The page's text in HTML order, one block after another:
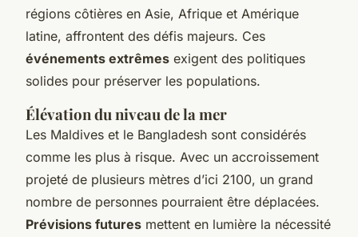
régions côtières en Asie, Afrique et Amérique
latine, affrontent des défis majeurs. Ces
événements extrêmes exigent des politiques
solides pour préserver les populations.
Élévation du niveau de la mer
Les Maldives et le Bangladesh sont considérés
comme les plus à risque. Avec un accroissement
projeté de plusieurs mètres d’ici 2100, un grand
nombre de personnes pourraient être déplacées.
Prévisions futures mettent en lumière la nécessité